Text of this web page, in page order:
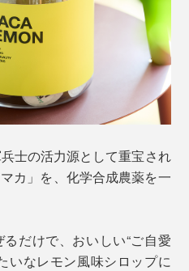
士の活力源として重宝され
カ」を、化学合成農薬を一
だけで、おいしい“ご自愛
いなレモン風味シロップに